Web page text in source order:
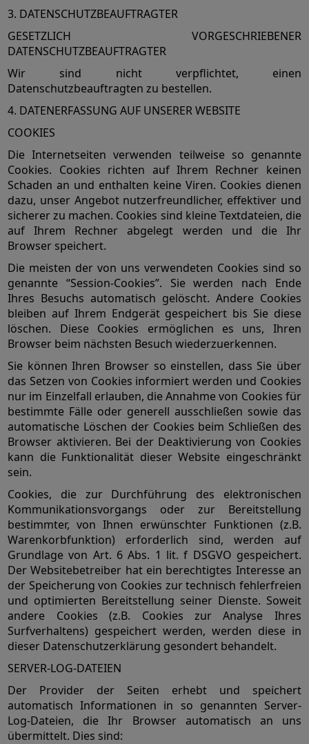
3. DATENSCHUTZBEAUFTRAGTER
GESETZLICH VORGESCHRIEBENER
DATENSCHUTZBEAUFTRAGTER
Wir sind nicht verpflichtet, einen
Datenschutzbeauftragten zu bestellen.
4. DATENERFASSUNG AUF UNSERER WEBSITE
COOKIES
Die Internetseiten verwenden teilweise so genannte
Cookies. Cookies richten auf Ihrem Rechner keinen
Schaden an und enthalten keine Viren. Cookies dienen
dazu, unser Angebot nutzerfreundlicher, effektiver und
sicherer zu machen. Cookies sind kleine Textdateien, die
auf Ihrem Rechner abgelegt werden und die Ihr
Browser speichert.
Die meisten der von uns verwendeten Cookies sind so
genannte “Session-Cookies”. Sie werden nach Ende
Ihres Besuchs automatisch gelöscht. Andere Cookies
bleiben auf Ihrem Endgerät gespeichert bis Sie diese
löschen. Diese Cookies ermöglichen es uns, Ihren
Browser beim nächsten Besuch wiederzuerkennen.
Sie können Ihren Browser so einstellen, dass Sie über
das Setzen von Cookies informiert werden und Cookies
nur im Einzelfall erlauben, die Annahme von Cookies für
bestimmte Fälle oder generell ausschließen sowie das
automatische Löschen der Cookies beim Schließen des
Browser aktivieren. Bei der Deaktivierung von Cookies
kann die Funktionalität dieser Website eingeschränkt
sein.
Cookies, die zur Durchführung des elektronischen
Kommunikationsvorgangs oder zur Bereitstellung
bestimmter, von Ihnen erwünschter Funktionen (z.B.
Warenkorbfunktion) erforderlich sind, werden auf
Grundlage von Art. 6 Abs. 1 lit. f DSGVO gespeichert.
Der Websitebetreiber hat ein berechtigtes Interesse an
der Speicherung von Cookies zur technisch fehlerfreien
und optimierten Bereitstellung seiner Dienste. Soweit
andere Cookies (z.B. Cookies zur Analyse Ihres
Surfverhaltens) gespeichert werden, werden diese in
dieser Datenschutzerklärung gesondert behandelt.
SERVER-LOG-DATEIEN
Der Provider der Seiten erhebt und speichert
automatisch Informationen in so genannten Server-
Log-Dateien, die Ihr Browser automatisch an uns
übermittelt. Dies sind: